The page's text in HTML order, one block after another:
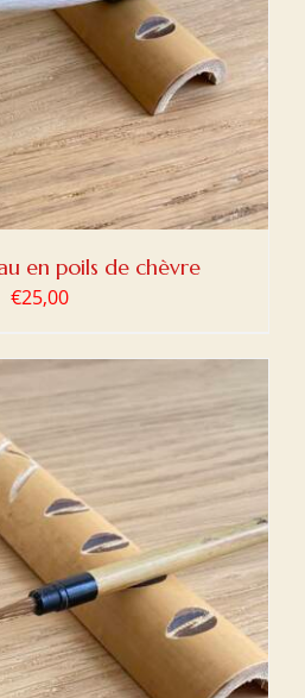
en poils de chèvre
€25,00